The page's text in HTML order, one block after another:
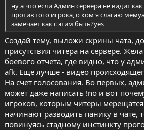
ну а что если Админ сервера не видит
против того игрока, о ком я слагаю
замечает как с этим быть?yes
Создай тему, выложи скрины чата,
присутствия читера на сервере.
боевого отчета, где видно, что у
afk. Еще лучше - видео
На счет голосования. Во первых,
может даже написать !no и вот
игроков, которым читеры
начинают разводить панику в чате,
повинуясь стадному инстинкту